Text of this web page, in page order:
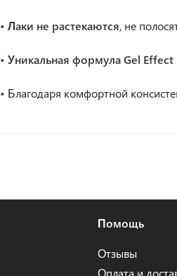
• Лаки не растекаются, не
• Уникальная формула Gel
• Благодаря комфортной
Помощь
Отзывы
Оплата и